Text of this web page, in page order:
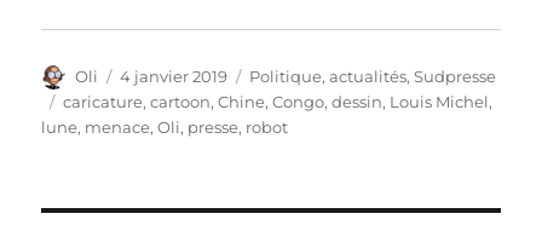
Auteur
Oli
Publié
le
4 janvier 2019 Catégories
Politique, actualités,Sudpresse
Étiquettes
caricature,cartoon,Chine,Congo,dessin, Louis Michel,
lune, menace,Oli, presse, robot